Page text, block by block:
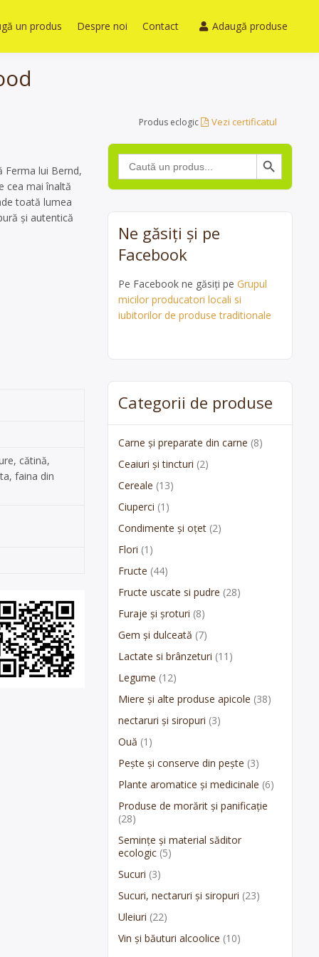
un produs Despre noi Contact Adaugă produse
Produs eclogic Vezi certificatul
Ferma lui Bernd,
cea mai înaltă
toată lumea
și autentică
cătină,
faina din
Search
for:
Search Button
Ne găsiți și pe
Facebook
Pe Facebook ne găsiți pe Grupul
micilor producatori locali si
iubitorilor de produse traditionale
Categorii de produse
Carne și preparate din carne (8)
Ceaiuri și tincturi (2)
Cereale (13)
Ciuperci (1)
Condimente și oțet (2)
Flori (1)
Fructe (44)
Fructe uscate si pudre (28)
Furaje și șroturi (8)
Gem și dulceată (7)
Lactate si brânzeturi (11)
Legume (12)
Miere și alte produse apicole (38)
nectaruri și siropuri (3)
Ouă (1)
Pește și conserve din pește (3)
Plante aromatice și medicinale (6)
Produse de morărit și panificație
(28)
Semințe și material săditor
ecologic (5)
Sucuri (3)
Sucuri, nectaruri și siropuri (23)
Uleiuri (22)
Vin și băuturi alcoolice (10)